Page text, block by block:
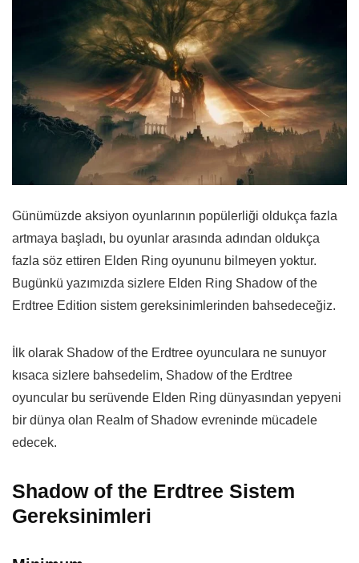
Günümüzde aksiyon oyunlarının popülerliği oldukça fazla
artmaya başladı, bu oyunlar arasında adından oldukça
fazla söz ettiren Elden Ring oyununu bilmeyen yoktur.
Bugünkü yazımızda sizlere Elden Ring Shadow of the
Erdtree Edition sistem gereksinimlerinden bahsedeceğiz.
İlk olarak Shadow of the Erdtree oyunculara ne sunuyor
kısaca sizlere bahsedelim, Shadow of the Erdtree
oyuncular bu serüvende Elden Ring dünyasından yepyeni
bir dünya olan Realm of Shadow evreninde mücadele
edecek.
Shadow of the Erdtree Sistem
Gereksinimleri